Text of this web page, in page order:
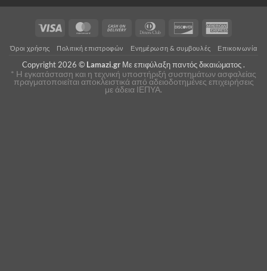
Visa MasterCardCash
Delivery
Dinners
Discover
Όροι χρήσης Πολιτική επιστροφών Ενημέρωση & συμβουλές Επικοινωνία
Copyright 2026 © Lamazi.gr Με επιφύλαξη παντός δικαιώματος .
* H εγκατάσταση και η τεχνική υποστήριξή συστημάτων ασφαλείας
πραγματοποιείται αποκλειστικά από αδειοδοτημένες επιχειρήσεις
με άδεια ΙΕΠΥΑ.